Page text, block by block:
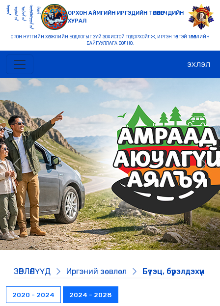
ОРХОН АЙМГИЙН ИРГЭДИЙН ТӨЛӨӨЛӨГЧДИЙН
ХУРАЛ
ОРОН НУТГИЙН ХӨГЖЛИЙН БОДЛОГЫГ ЗҮЙ ЗОХИСТОЙ ТОДОРХОЙЛЖ, ИРГЭН ТӨВТЭЙ ТӨЛӨӨЛЛИЙН
БАЙГУУЛЛАГА БОЛНО.
ЭХЛЭЛ
Previous Next
ЗӨВЛӨЛҮҮД Иргэний зөвлөл Бүтэц, бүрэлдэхүүн
2020 - 2024 2024 - 2028